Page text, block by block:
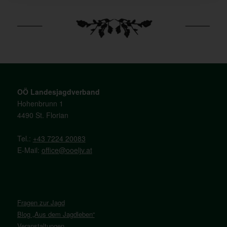
OÖ Landesjagdverband
Hohenbrunn 1
4490 St. Florian
Tel.: +43 7224 20083
E-Mail: office@ooeljv.at
Fragen zur Jagd
Blog „Aus dem Jagdleben“